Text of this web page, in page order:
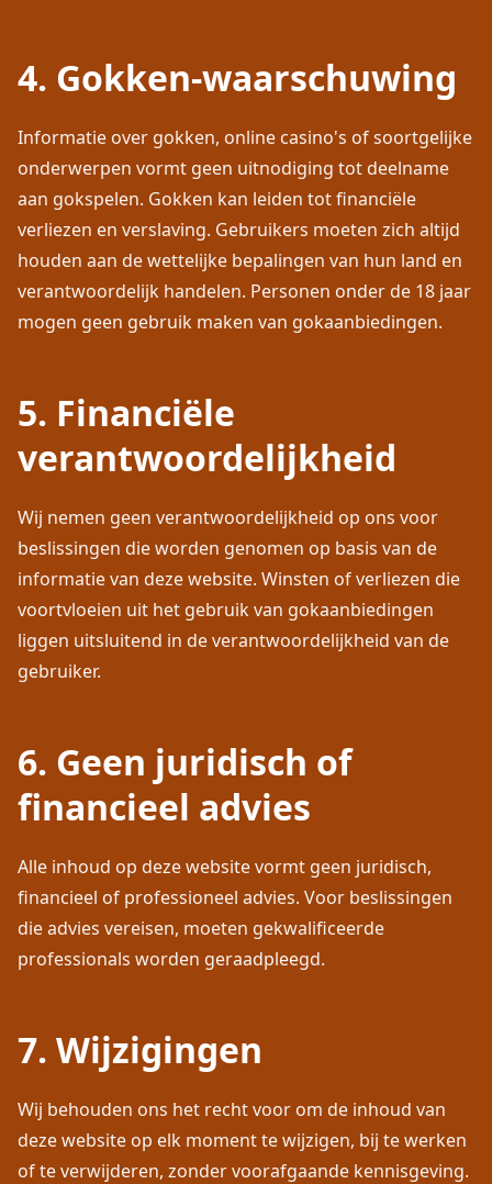
4. Gokken-waarschuwing
Informatie over gokken, online casino's of soortgelijke
onderwerpen vormt geen uitnodiging tot deelname
aan gokspelen. Gokken kan leiden tot financiële
verliezen en verslaving. Gebruikers moeten zich altijd
houden aan de wettelijke bepalingen van hun land en
verantwoordelijk handelen. Personen onder de 18 jaar
mogen geen gebruik maken van gokaanbiedingen.
5. Financiële
verantwoordelijkheid
Wij nemen geen verantwoordelijkheid op ons voor
beslissingen die worden genomen op basis van de
informatie van deze website. Winsten of verliezen die
voortvloeien uit het gebruik van gokaanbiedingen
liggen uitsluitend in de verantwoordelijkheid van de
gebruiker.
6. Geen juridisch of
financieel advies
Alle inhoud op deze website vormt geen juridisch,
financieel of professioneel advies. Voor beslissingen
die advies vereisen, moeten gekwalificeerde
professionals worden geraadpleegd.
7. Wijzigingen
Wij behouden ons het recht voor om de inhoud van
deze website op elk moment te wijzigen, bij te werken
of te verwijderen, zonder voorafgaande kennisgeving.